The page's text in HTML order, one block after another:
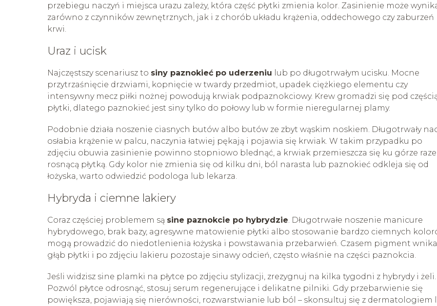
przebiegu naczyń i miejsca urazu zależy, która część płytki zmienia kolor. Zasinienie może
zarówno z czynników zewnętrznych, jak i z chorób układu krążenia, oddechowego czy zaburzeń
krwi.
Uraz i ucisk
Najczęstszy scenariusz to siny paznokieć po uderzeniu lub po długotrwałym ucisku. Mocne
przytrzaśnięcie drzwiami, kopnięcie w twardy przedmiot, upadek ciężkiego elementu czy
intensywny mecz piłki nożnej powodują krwiak podpaznokciowy. Krew gromadzi się pod
płytki, dlatego paznokieć jest siny tylko do połowy lub w formie nieregularnej plamy.
Podobnie działa noszenie ciasnych butów albo butów ze zbyt wąskim noskiem. Długotrwały
osłabia krążenie w palcu, naczynia łatwiej pękają i pojawia się krwiak. W takim przypadku po
zdjęciu obuwia zasinienie powinno stopniowo blednąć, a krwiak przemieszcza się ku górze
rosnącą płytką. Gdy kolor nie zmienia się od kilku dni, ból narasta lub paznokieć odkleja się od
łożyska, warto odwiedzić podologa lub lekarza.
Hybryda i ciemne lakiery
Coraz częściej problemem są sine paznokcie po hybrydzie. Długotrwałe noszenie manicure
hybrydowego, brak bazy, agresywne matowienie płytki albo stosowanie bardzo ciemnych
mogą prowadzić do niedotlenienia łożyska i powstawania przebarwień. Czasem pigment
głąb płytki i po zdjęciu lakieru pozostaje sinawy odcień, często właśnie na części paznokcia.
Jeśli widzisz sine plamki na płytce po zdjęciu stylizacji, zrezygnuj na kilka tygodni z hybrydy i żeli.
Pozwól płytce odrosnąć, stosuj serum regenerujące i delikatne pilniki. Gdy przebarwienie się
powiększa, pojawiają się nierówności, rozwarstwianie lub ból – skonsultuj się z dermatologiem